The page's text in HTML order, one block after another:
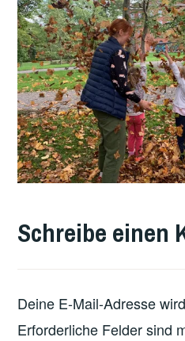
FEATURED
Schreibe einen
Deine E-Mail-Adresse
Erforderliche Felder sind